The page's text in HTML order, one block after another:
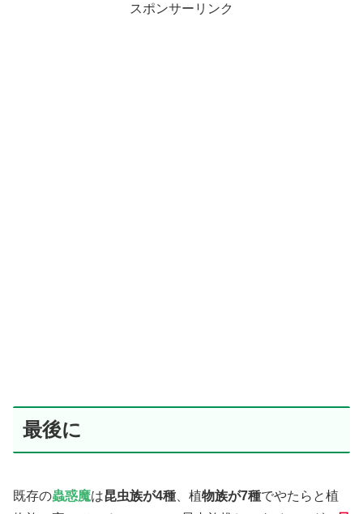
スポンサーリンク
最後に
既存の蟲惑魔は昆虫族が4種 、植物族が7種でやたらと植